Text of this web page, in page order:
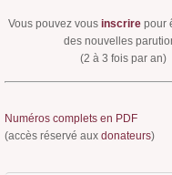
Vous pouvez vous inscrire pour
des nouvelles
(2 à 3 fois par an)
Numéros complets en PDF
(accès réservé aux donateurs)